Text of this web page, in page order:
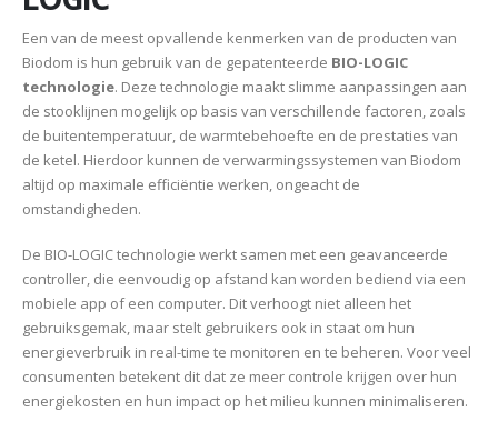
Een van de meest opvallende kenmerken van de producten van
Biodom is hun gebruik van de gepatenteerde BIO-LOGIC
technologie. Deze technologie maakt slimme aanpassingen aan
de stooklijnen mogelijk op basis van verschillende factoren, zoals
de buitentemperatuur, de warmtebehoefte en de prestaties van
de ketel. Hierdoor kunnen de verwarmingssystemen van Biodom
altijd op maximale efficiëntie werken, ongeacht de
omstandigheden.
De BIO-LOGIC technologie werkt samen met een geavanceerde
controller, die eenvoudig op afstand kan worden bediend via een
mobiele app of een computer. Dit verhoogt niet alleen het
gebruiksgemak, maar stelt gebruikers ook in staat om hun
energieverbruik in real-time te monitoren en te beheren. Voor veel
consumenten betekent dit dat ze meer controle krijgen over hun
energiekosten en hun impact op het milieu kunnen minimaliseren.